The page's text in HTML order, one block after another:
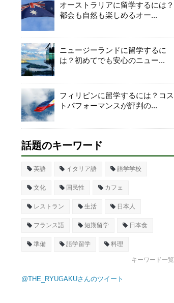
オーストラリアに留学するには？
都会も自然も楽しめるオー...
ニュージーランドに留学するに
は？初めてでも安心のニュー...
フィリピンに留学するには？コス
トパフォーマンスが評判の...
話題のキーワード
英語 イタリア語 語学学校
文化 国民性 カフェ
レストラン 生活 日本人
フランス語 短期留学 日本食
準備 語学留学 料理
キーワード一覧
@THE_RYUGAKUさんのツイート